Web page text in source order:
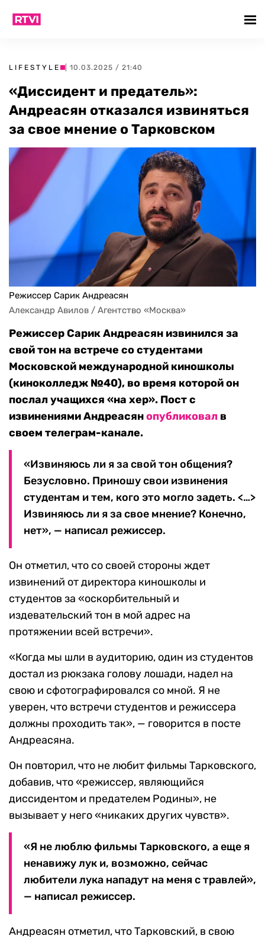
LIFESTYLE | 10.03.2025 / 21:40
«Диссидент и предатель»:
Андреасян отказался извиняться
за свое мнение о Тарковском
Режиссер Сарик Андреасян
Александр Авилов / Агентство «Москва»
Режиссер Сарик Андреасян извинился за
свой тон на встрече со студентами
Московской международной киношколы
(киноколледж №40), во время которой он
послал учащихся «на хер». Пост с
извинениями Андреасянопубликовал в
своем телеграм-канале.
«Извиняюсь ли я за свой тон общения?
Безусловно. Приношу свои извинения
студентам и тем, кого это могло задеть. <…>
Извиняюсь ли я за свое мнение? Конечно,
нет», — написал режиссер.
Он отметил, что со своей стороны ждет
извинений от директора киношколы и
студентов за «оскорбительный и
издевательский тон в мой адрес на
протяжении всей встречи».
«Когда мы шли в аудиторию, один из студентов
достал из рюкзака голову лошади, надел на
свою и сфотографировался со мной. Я не
уверен, что встречи студентов и режиссера
должны проходить так», — говорится в посте
Андреасяна.
Он повторил, что не любит фильмы Тарковского,
добавив, что «режиссер, являющийся
диссидентом и предателем Родины», не
вызывает у него «никаких других чувств».
«Я не люблю фильмы Тарковского, а еще я
ненавижу лук и, возможно, сейчас
любители лука нападут на меня с травлей»,
— написал режиссер.
Андреасян отметил, что Тарковский, в свою